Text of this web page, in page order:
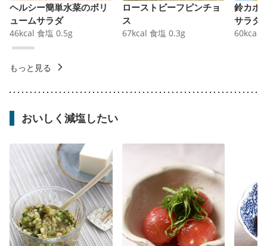
ヘルシー簡単水菜のボリ
ュームサラダ
46kcal 食塩 0.5g
ローストビーフピンチョ
ス
67kcal 食塩 0.3g
鈴カボ
サラダ
60kcal
もっと見る
おいしく減塩したい